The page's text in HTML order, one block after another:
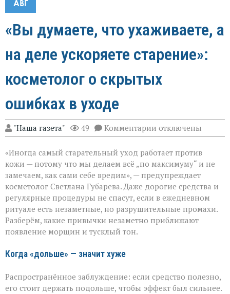
АВГ
«Вы думаете, что ухаживаете, а
на деле ускоряете старение»:
косметолог о скрытых
ошибках в уходе
"Наша газета" 49 Комментарии к
записи
думаете,
что
ухаживаете,
а
на
деле
ускоряете
старение»:
косметолог
отключены
«Иногда самый старательный уход работает против
кожи — потому что мы делаем всё „по максимуму“ и не
замечаем, как сами себе вредим», — предупреждает
косметолог Светлана Губарева. Даже дорогие средства и
регулярные процедуры не спасут, если в ежедневном
ритуале есть незаметные, но разрушительные промахи.
Разберём, какие привычки незаметно приближают
появление морщин и тусклый тон.
Когда «дольше» — значит хуже
Распространённое заблуждение: если средство полезно,
его стоит держать подольше, чтобы эффект был сильнее.